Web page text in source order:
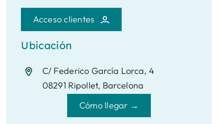
Acceso clientes
Ubicación
C/ Federico García Lorca, 4
08291 Ripollet, Barcelona
Cómo llegar →